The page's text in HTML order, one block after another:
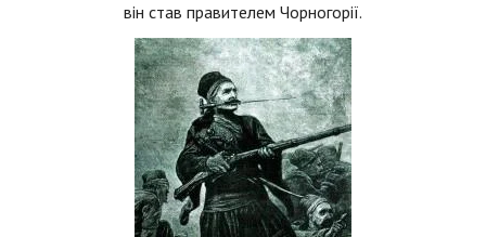
він став правителем Чорногорії.